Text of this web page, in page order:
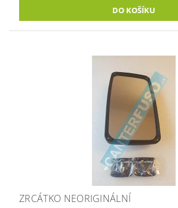
ZRCÁTKO NEORIGINÁLNÍ